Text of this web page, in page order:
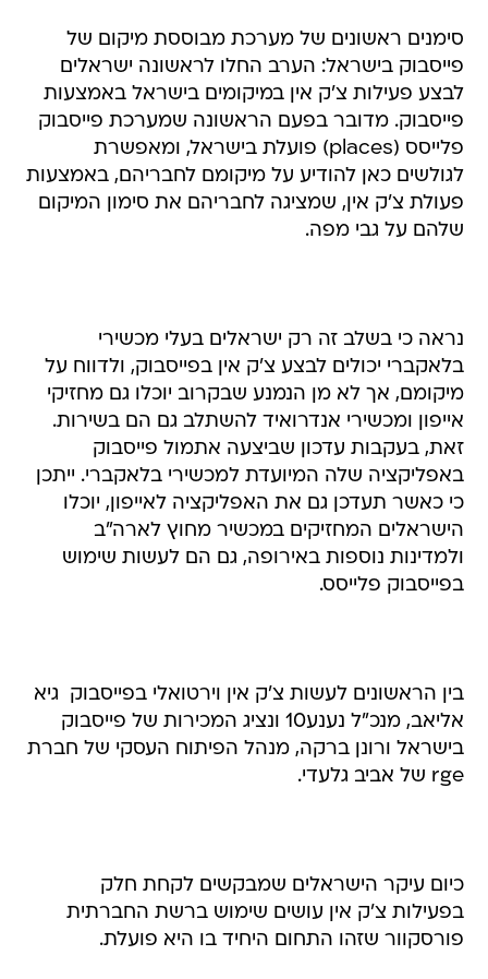
סימנים ראשונים של מערכת מבוססת מיקום של
פייסבוק בישראל: הערב החלו לראשונה ישראלים
לבצע פעילות צ'ק אין במיקומים בישראל באמצעות
פייסבוק. מדובר בפעם הראשונה שמערכת פייסבוק
פלייסס (places) פועלת בישראל, ומאפשרת
לגולשים כאן להודיע על מיקומם לחבריהם, באמצעות
פעולת צ'ק אין, שמציגה לחבריהם את סימון המיקום
שלהם על גבי מפה.
נראה כי בשלב זה רק ישראלים בעלי מכשירי
בלאקברי יכולים לבצע צ'ק אין בפייסבוק, ולדווח על
מיקומם, אך לא מן הנמנע שבקרוב יוכלו גם מחזיקי
אייפון ומכשירי אנדרואיד להשתלב גם הם בשירות.
זאת, בעקבות עדכון שביצעה אתמול פייסבוק
באפליקציה שלה המיועדת למכשירי בלאקברי. ייתכן
כי כאשר תעדכן גם את האפליקציה לאייפון, יוכלו
הישראלים המחזיקים במכשיר מחוץ לארה"ב
ולמדינות נוספות באירופה, גם הם לעשות שימוש
בפייסבוק פלייסס.
בין הראשונים לעשות צ'ק אין וירטואלי בפייסבוק  גיא
אליאב, מנכ"ל נענע10 ונציג המכירות של פייסבוק
בישראל ורונן ברקה, מנהל הפיתוח העסקי של חברת
rge של אביב גלעדי.
כיום עיקר הישראלים שמבקשים לקחת חלק
בפעילות צ'ק אין עושים שימוש ברשת החברתית
פורסקוור שזהו התחום היחיד בו היא פועלת.